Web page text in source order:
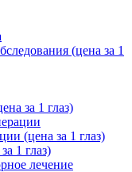
(цена за 1
за 1 глаз)
(цена за 1 глаз)
1 глаз)
лечение